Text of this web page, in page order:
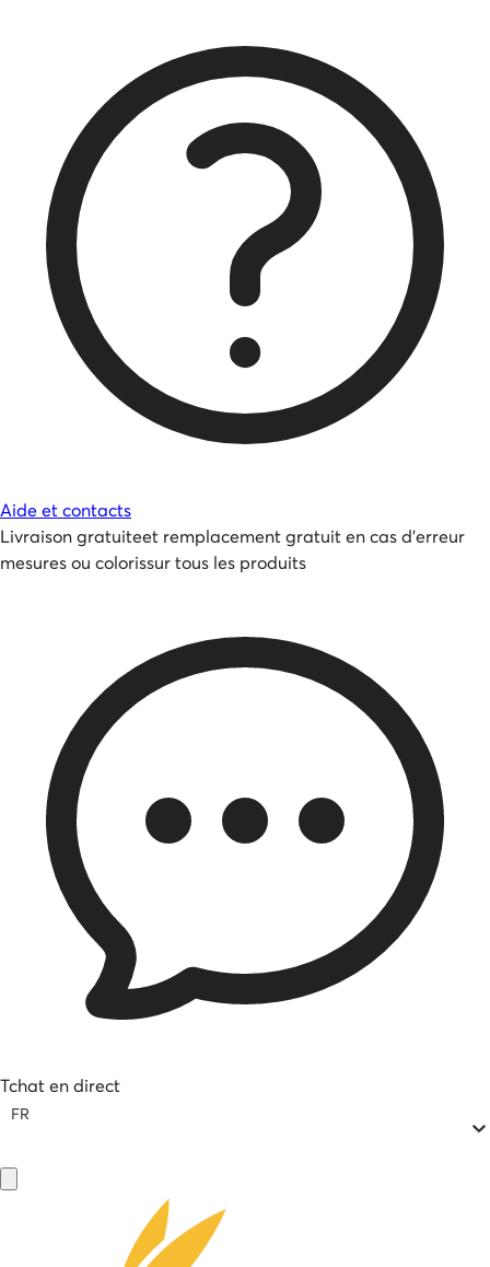
Aide et contacts
Livraison gratuiteet remplacement gratuit en cas d'erreur
mesures ou colorissur tous les produits
Tchat en direct
FR